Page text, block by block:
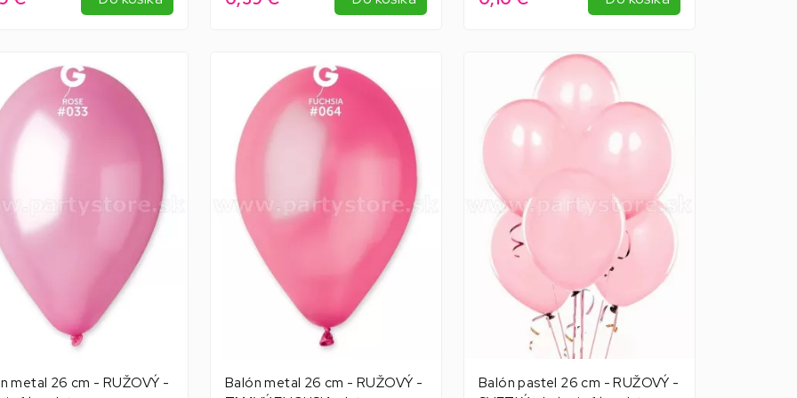
metal 26 cm - RUŽOVÝ -
Balón metal 26 cm - RUŽOVÝ -
Balón pastel 26 cm - RUŽOVÝ -